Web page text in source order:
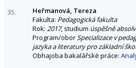
35.
Heřmanová, Tereza
Fakulta: Pedagogická fakulta
Rok: 2017, studium úspěšně
Program/oborSpecializace v
jazyka a literatury pro základní
Obhajoba bakalářské práce: